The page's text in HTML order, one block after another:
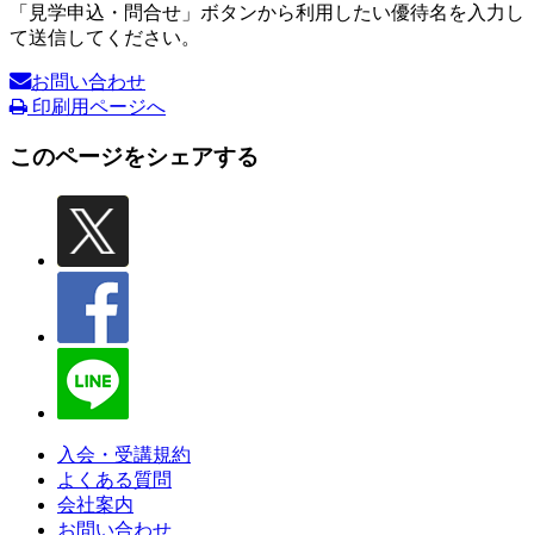
「見学申込・問合せ」ボタンから利用したい優待名を入力し
て送信してください。
お問い合わせ
印刷用ページへ
このページをシェアする
入会・受講規約
よくある質問
会社案内
お問い合わせ